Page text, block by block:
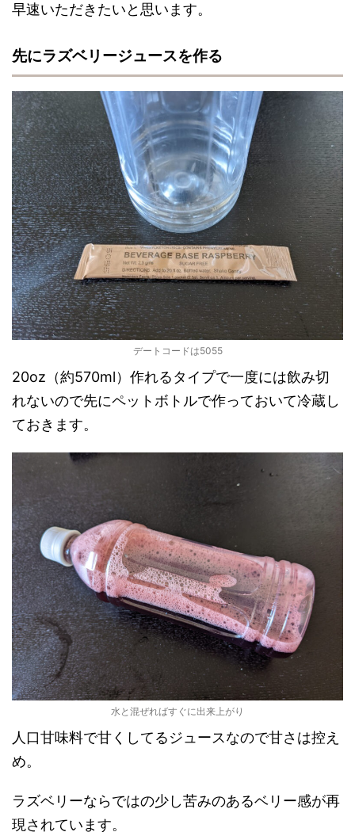
早速いただきたいと思います。
先にラズベリージュースを作る
デートコードは5055
20oz（約570ml）作れるタイプで一度には飲み切
れないので先にペットボトルで作っておいて冷蔵し
ておきます。
水と混ぜればすぐに出来上がり
人口甘味料で甘くしてるジュースなので甘さは控え
め。
ラズベリーならではの少し苦みのあるベリー感が再
現されています。